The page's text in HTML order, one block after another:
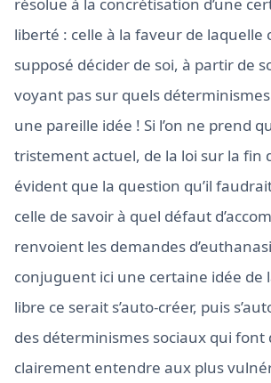
liberté : celle à la faveur de laquelle
supposé décider de soi, à partir de
voyant pas sur quels
une pareille idée ! Si l’on ne prend
tristement actuel, de la loi sur la fin
évident que la question qu’il
celle de savoir à quel défaut
renvoient les demandes
conjuguent ici une certaine idée de
libre ce serait s’auto-créer, puis
des déterminismes sociaux qui font
clairement entendre aux plus